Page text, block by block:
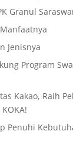
Granul
Jenisnya
Program
Kakao, Raih
Penuhi